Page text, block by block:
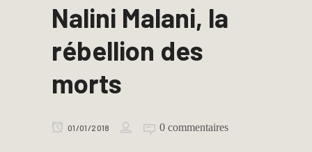
Nalini Malani, la
rébellion des
morts
01/01/2018 0 commentaires